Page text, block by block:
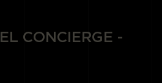
CONCIERGE -